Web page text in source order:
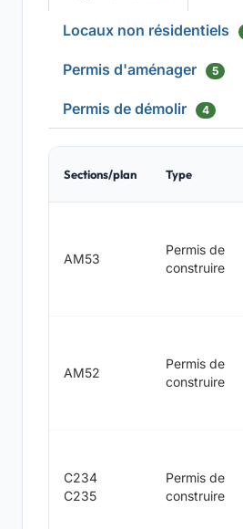
Locaux non résidentiels
Permis d'aménager 5
Permis de démolir 4
Sections/plan Type
AM53
Permis de
construire
AM52
Permis de
construire
C234
C235
Permis de
construire